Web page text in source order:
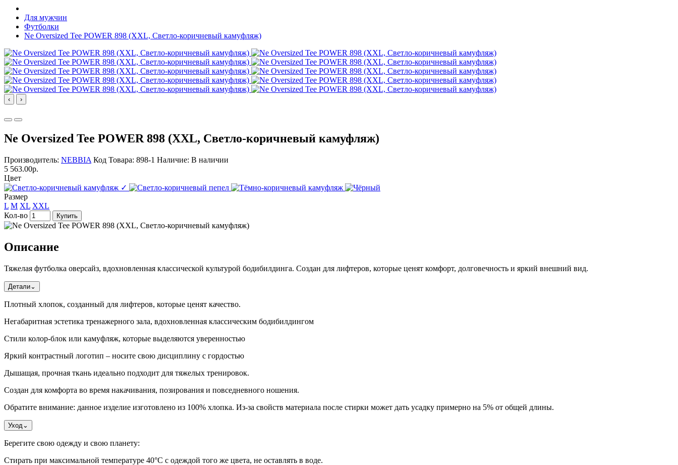
Для мужчин
Футболки
Ne Oversized Tee POWER 898 (XXL, Светло-коричневый камуфляж)
‹ ›
Ne Oversized Tee POWER 898 (XXL, Светло-коричневый камуфляж)
Производитель: NEBBIA Код Товара: 898-1 Наличие: В наличии
5 563.00р.
Цвет
✓
Размер
L M XL XXL
Кол-во
Купить
Описание
Тяжелая футболка оверсайз, вдохновленная классической культурой бодибилдинга. Создан для лифтеров, которые ценят комфорт, долговечность и яркий внешний вид.
Детали⌄
Плотный хлопок, созданный для лифтеров, которые ценят качество.
Негабаритная эстетика тренажерного зала, вдохновленная классическим бодибилдингом
Стили колор-блок или камуфляж, которые выделяются уверенностью
Яркий контрастный логотип – носите свою дисциплину с гордостью
Дышащая, прочная ткань идеально подходит для тяжелых тренировок.
Создан для комфорта во время накачивания, позирования и повседневного ношения.
Обратите внимание: данное изделие изготовлено из 100% хлопка. Из-за свойств материала после стирки может дать усадку примерно на 5% от общей длины.
Уход ⌄
Берегите свою одежду и свою планету:
Стирать при максимальной температуре 40°C с одеждой того же цвета, не оставлять в воде.